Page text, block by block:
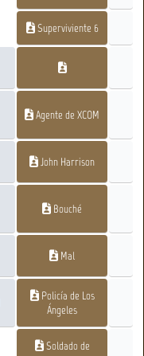
Superviviente 6
Agente de XCOM
John Harrison
Bouché
Mal
Policía de Los
Ángeles
Soldado de